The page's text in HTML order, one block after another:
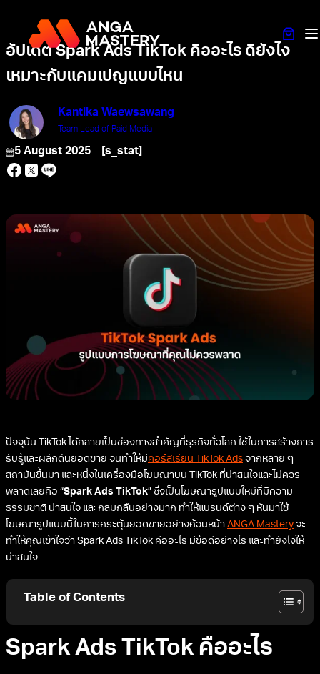
อัปเดต Spark Ads TikTok คืออะไร ดียังไง
เหมาะกับแคมเปญแบบไหน
Kantika Waewsawang
Team Lead of Paid Media
5 August 2025 [s_stat]
ปัจจุบัน TikTok ได้กลายเป็นช่องทางสำคัญที่ธุรกิจทั่วโลก ใช้ในการสร้างการ
รับรู้และผลักดันยอดขาย จนทำให้มีคอร์สเรียน TikTok Ads จากหลาย ๆ
สถาบันขึ้นมา และหนึ่งในเครื่องมือโฆษณาบน TikTok ที่น่าสนใจและไม่ควร
พลาดเลยคือ “Spark Ads TikTok” ซึ่งเป็นโฆษณารูปแบบใหม่ที่มีความ
ธรรมชาติ น่าสนใจ และกลมกลืนอย่างมาก ทำให้แบรนด์ต่าง ๆ หันมาใช้
โฆษณารูปแบบนี้ในการกระตุ้นยอดขายอย่างถ้วนหน้า ANGA Mastery จะ
ทำให้คุณเข้าใจว่า Spark Ads TikTok คืออะไร มีข้อดีอย่างไร และทำยังไงให้
น่าสนใจ
Table of Contents
Spark Ads TikTok คืออะไร